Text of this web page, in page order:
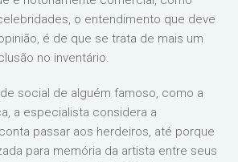
o entendimento que deve
é de que se trata de mais um
no inventário.
social de alguém famoso, como a
a especialista considera a
passar aos herdeiros, até porque
para memória da artista entre seus